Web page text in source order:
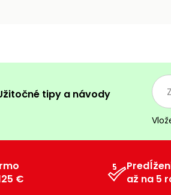
tipy a návody
€
až na 5